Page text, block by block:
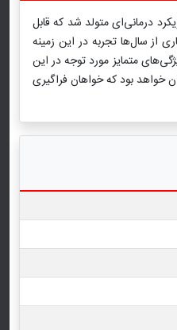
درمانی‌ای متولد شد که قابل
از سال‌ها تجربه در این زمینه
عملی درمان شناختی- تحلیلی با استفاده از ویژگی‌های متمایز مورد توجه در این
خواهد بود که خواهان فراگیری